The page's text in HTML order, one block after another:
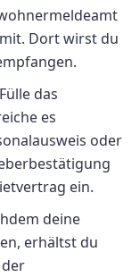
Dort wirst du
das
es
oder
ein.
deine
erhältst du